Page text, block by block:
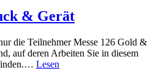
& Gerät
die Teilnehmer Messe 126 Gold &
auf deren Arbeiten Sie in diesem
Lesen